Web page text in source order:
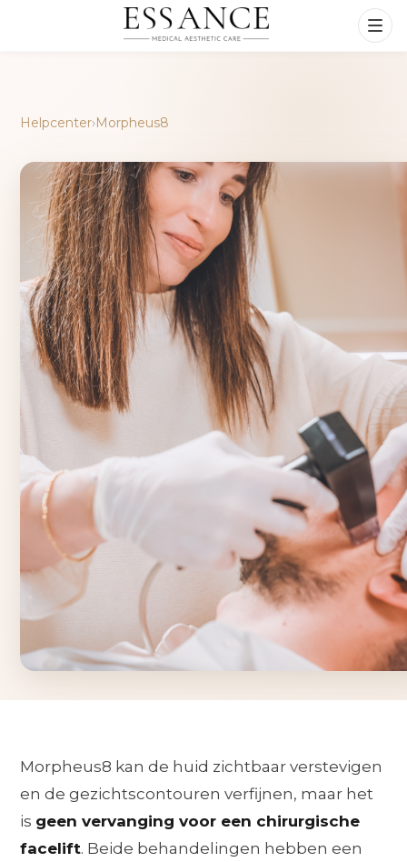
Helpcenter›Morpheus8
Morpheus8 kan de huid zichtbaar verstevigen
en de gezichtscontouren verfijnen, maar het
is geen vervanging voor een chirurgische
facelift. Beide behandelingen hebben een